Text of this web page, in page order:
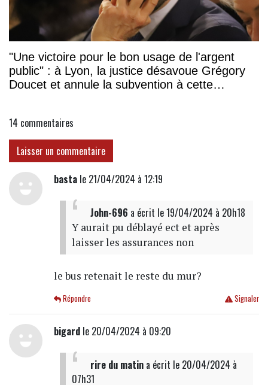
"Une victoire pour le bon usage de l'argent
public" : à Lyon, la justice désavoue Grégory
Doucet et annule la subvention à cette
14 commentaires
Laisser un commentaire
bastale 21/04/2024 à 12:19
John-696 a écrit le 19/04/2024 à 20h18
Y aurait pu déblayé ect et après
laisser les assurances non
le bus retenait le reste du mur?
Signaler
Répondre
bigardle 20/04/2024 à 09:20
rire du matina écrit le 20/04/2024 à
07h31